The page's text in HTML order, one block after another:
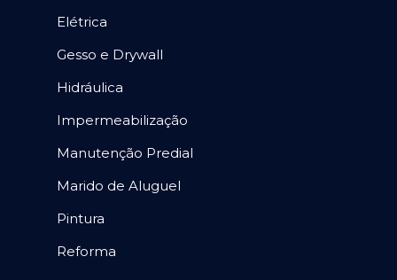
Elétrica
Gesso e Drywall
Hidráulica
Impermeabilização
Manutenção Predial
Marido de Aluguel
Pintura
Reforma